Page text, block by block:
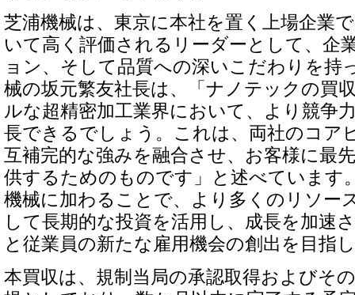
芝浦機械は、東京に本社を置く上場企業
いて高く評価されるリーダーとして、企
ョン、そして品質への深いこだわりを持
械の坂元繁友社長は、「ナノテックの買
ルな超精密加工業界において、より競争
長できるでしょう。これは、両社のコア
互補完的な強みを融合させ、お客様に最
供するためのものです」と述べています
機械に加わることで、より多くのリソー
して長期的な投資を活用し、成長を加速
と従業員の新たな雇用機会の創出を目指
本買収は、規制当局の承認取得およびそ